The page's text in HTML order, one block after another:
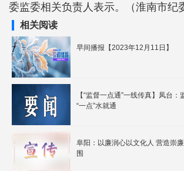
委监委相关负责人表示。（淮南市纪
相关阅读
早间播报【2023年12月11日】
【“监督一点通”一线传真】凤台：
“一点”水就通
阜阳：以廉润心以文化人 营造崇
围